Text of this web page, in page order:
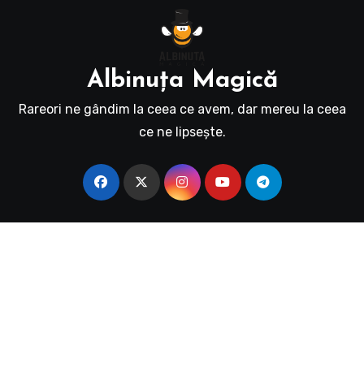
Albinuţa Magică
Rareori ne gândim la ceea ce avem, dar mereu la ceea
ce ne lipseşte.